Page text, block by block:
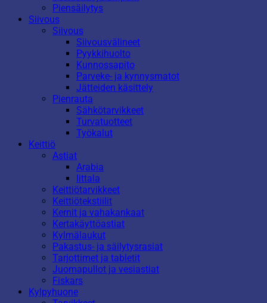
Piensäilytys
Siivous
Siivous
Siivousvälineet
Pyykkihuolto
Kunnossapito
Parveke- ja kynnysmatot
Jätteiden käsittely
Pienrauta
Sähkötarvikkeet
Turvatuotteet
Työkalut
Keittiö
Astiat
Arabia
Iittala
Keittiötarvikkeet
Keittiötekstiilit
Kernit ja vahakankaat
Kertakäyttöastiat
Kylmälaukut
Pakastus- ja säilytysrasiat
Tarjottimet ja tabletit
Juomapullot ja vesiastiat
Fiskars
Kylpyhuone